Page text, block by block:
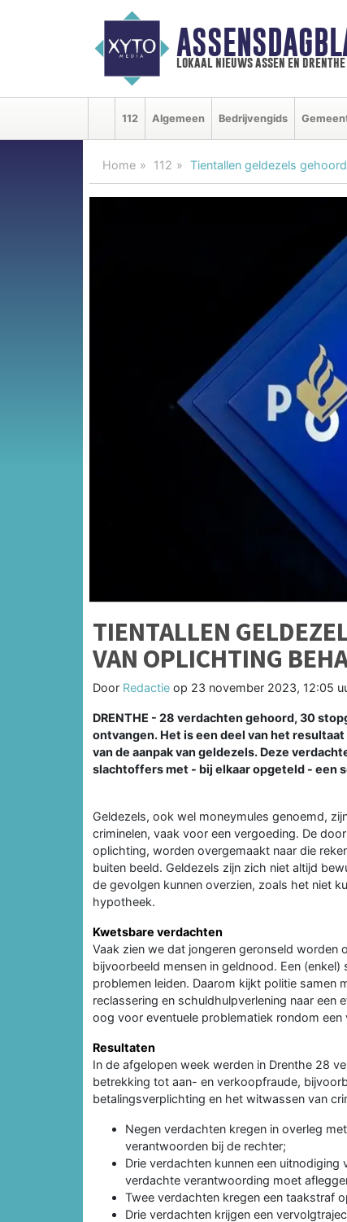
lokaal nieuws assen en drenthe
112 Algemeen Bedrijvengids
Home 112 Tientallen geldezels
TIENTALLEN
VAN OPLICHTING
Door Redactie op 23 november 2023, 12:05
DRENTHE - 28 verdachten gehoord, 30
ontvangen. Het is een deel van het
van de aanpak van geldezels. Deze
slachtoffers met - bij elkaar opgeteld - een
Geldezels, ook wel moneymules genoemd,
criminelen, vaak voor een vergoeding. De
oplichting, worden overgemaakt naar die
buiten beeld. Geldezels zijn zich niet altijd
de gevolgen kunnen overzien, zoals het niet
hypotheek.
Kwetsbare verdachten
Vaak zien we dat jongeren geronseld
bijvoorbeeld mensen in geldnood. Een
problemen leiden. Daarom kijkt politie samen
reclassering en schuldhulpverlening naar een
oog voor eventuele problematiek rondom
Resultaten
In de afgelopen week werden in Drenthe 28
betrekking tot aan- en verkoopfraude,
betalingsverplichting en het witwassen van
Negen verdachten kregen in overleg
verantwoorden bij de rechter;
Drie verdachten kunnen een
verdachte verantwoording moet
Twee verdachten kregen een taakstraf
Drie verdachten krijgen een